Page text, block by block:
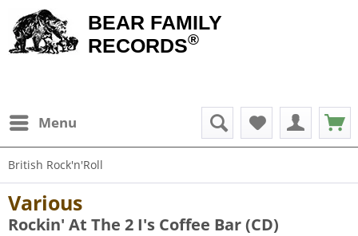
BEAR FAMILY
RECORDS®
Menu
British Rock'n'Roll
Various
Rockin' At The 2 I's Coffee Bar (CD)